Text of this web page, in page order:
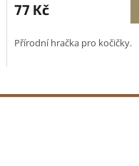
77 Kč
Přírodní hračka pro kočičky.